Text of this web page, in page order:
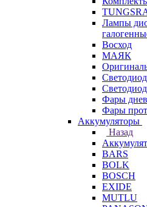
Лампы
Восход
МАЯК
Фары
Фары
Аккумуляторы
Назад
BARS
BOLK
BOSCH
EXIDE
MUTLU